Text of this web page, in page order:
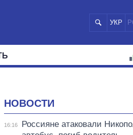
УКР
НОВОСТИ
16:16
Россияне атаковали